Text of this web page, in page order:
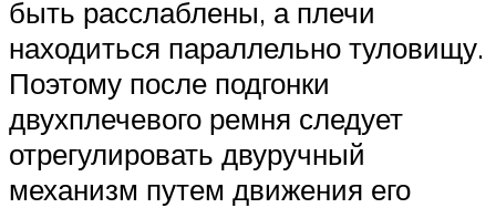
быть расслаблены, а плечи
находиться параллельно туловищу.
Поэтому после подгонки
двухплечевого ремня следует
отрегулировать двуручный
механизм путем движения его